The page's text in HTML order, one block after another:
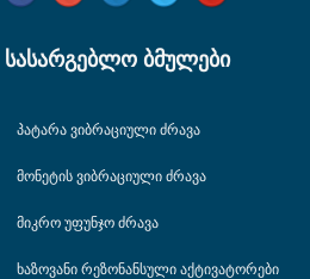
ᲡᲐᲡᲐᲠᲒᲔᲑᲚᲝ ᲑᲛᲣᲚᲔᲑᲘ
Პატარა Ვიბრაციული Ძრავა
Მონეტის Ვიბრაციული Ძრავა
Მიკრო Უფუნჯო Ძრავა
Ხაზოვანი Რეზონანსული Აქტივატორები